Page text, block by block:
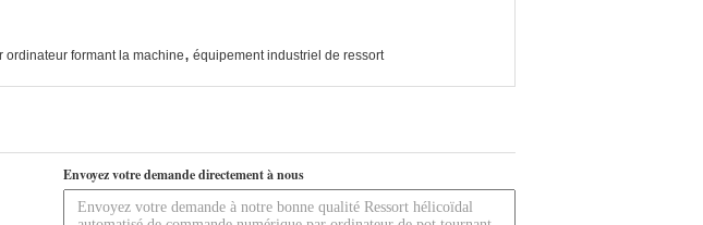
ordinateur formant la machine, équipement industriel de ressort
Envoyez votre demande directement à nous